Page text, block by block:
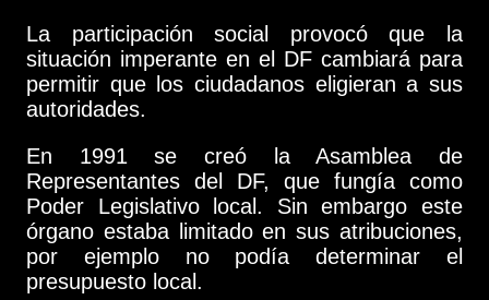
La participación social provocó que la
situación imperante en el DF cambiará para
permitir que los ciudadanos eligieran a sus
autoridades.
En 1991 se creó la Asamblea de
Representantes del DF, que fungía como
Poder Legislativo local. Sin embargo este
órgano estaba limitado en sus atribuciones,
por ejemplo no podía determinar el
presupuesto local.